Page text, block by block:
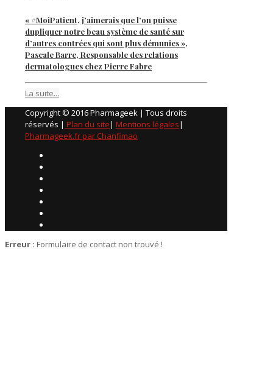
« #MoiPatient, j’aimerais que l’on puisse
dupliquer notre beau système de santé sur
d’autres contrées qui sont plus démunies »,
Pascale Barre, Responsable des relations
dermatologues chez Pierre Fabre
La suite...
Copyright © 2016 Pharmageek | Tous droits
réservés | Plan du site| Mentions légales|
Pharmageek.fr par Chanfimao
Erreur : Formulaire de contact non trouvé !